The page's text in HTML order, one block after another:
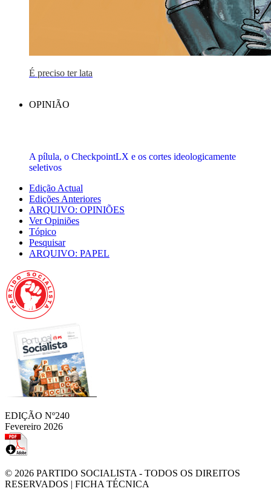
É preciso ter lata
OPINIÃO
A pílula, o CheckpointLX e os cortes ideologicamente
seletivos
Edição Actual
Edições Anteriores
ARQUIVO: OPINIÕES
Ver Opiniões
Tópico
Pesquisar
ARQUIVO: PAPEL
EDIÇÃO Nº240
Fevereiro 2026
© 2026 PARTIDO SOCIALISTA - TODOS OS DIREITOS
RESERVADOS | FICHA TÉCNICA